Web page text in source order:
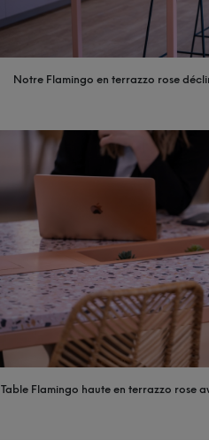
Notre Flamingo en terrazzo rose
Table Flamingo haute en terrazzo rose